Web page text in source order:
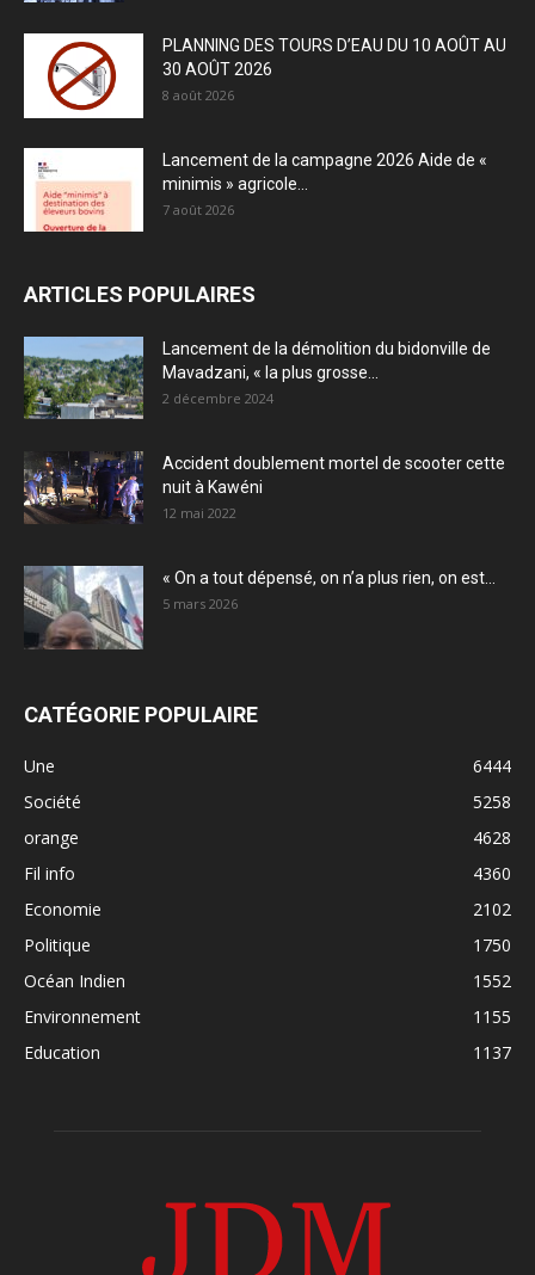
PLANNING DES TOURS D’EAU DU 10 AOÛT AU
30 AOÛT 2026
8 août 2026
Lancement de la campagne 2026 Aide de «
minimis » agricole...
7 août 2026
ARTICLES POPULAIRES
Lancement de la démolition du bidonville de
Mavadzani, « la plus grosse...
2 décembre 2024
Accident doublement mortel de scooter cette
nuit à Kawéni
12 mai 2022
« On a tout dépensé, on n’a plus rien, on est...
5 mars 2026
CATÉGORIE POPULAIRE
Une
6444
Société
5258
orange
4628
Fil info
4360
Economie
2102
Politique
1750
Océan Indien
1552
Environnement
1155
Education
1137